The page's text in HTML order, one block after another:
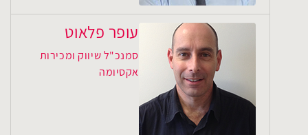
עופר פלאוט
סמנכ"ל שיווק ומכירות
אקסיומה